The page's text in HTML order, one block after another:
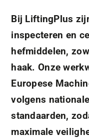
Bij LiftingPlus
inspecteren en
hefmiddelen,
haak. Onze
Europese
volgens
standaarden,
maximale